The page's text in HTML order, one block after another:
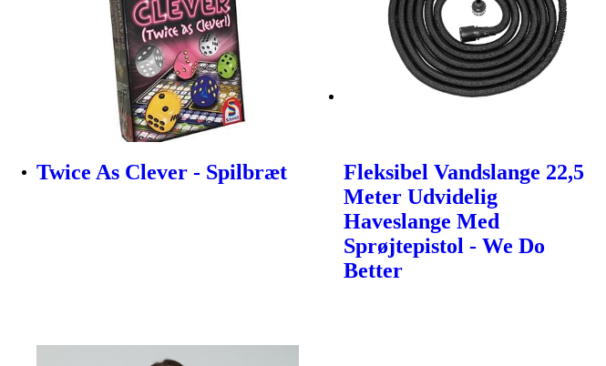
Twice As Clever - Spilbræt
Fleksibel Vandslange 22,5
Meter Udvidelig
Haveslange Med
Sprøjtepistol - We Do
Better